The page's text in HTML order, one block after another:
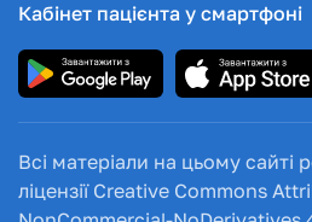
Кабінет пацієнта у смартфоні
Всі матеріали на цьому сайті
ліцензії Creative Commons